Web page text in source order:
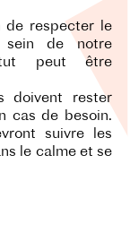
de respecter le
sein de notre
peut être
doivent rester
cas de besoin.
suivre les
le calme et se